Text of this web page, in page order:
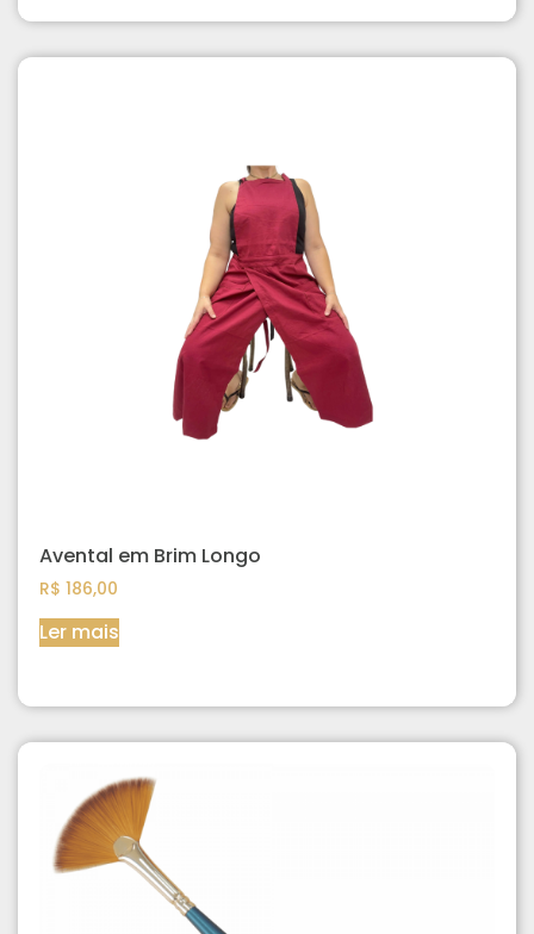
Avental em Brim Longo
R$ 186,00
Ler mais